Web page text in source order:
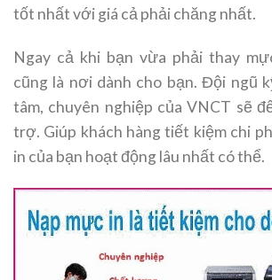
tốt nhất với giá cả phải chăng nhất.
Ngay cả khi bạn vừa phải thay
cũng là nơi dành cho bạn. Đội ngũ
tâm, chuyên nghiệp của VNCT sẽ
trợ. Giúp khách hàng tiết kiệm chi
in của bạn hoạt động lâu nhất có thể.